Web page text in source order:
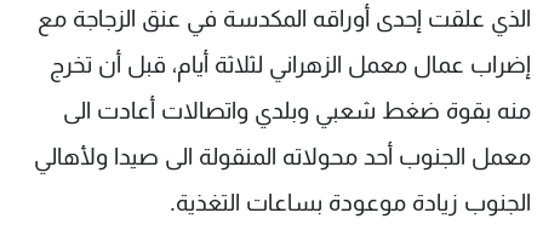
الذي علقت إحدى أوراقه المكدسة في عنق الزجاجة مع
إضراب عمال معمل الزهراني لثلاثة أيام، قبل أن تخرج
منه بقوة ضغط شعبي وبلدي واتصالات أعادت الى
معمل الجنوب أحد محولاته المنقولة الى صيدا ولأهالي
الجنوب زيادة موعودة بساعات التغذية.